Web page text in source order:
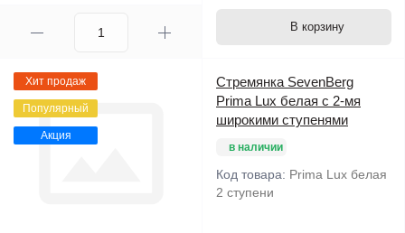
В корзину
Хит продаж
Популярный
Акция
Стремянка SevenBerg
Prima Lux белая с 2-мя
широкими ступенями
в наличии
Код товара: Prima Lux белая
2 ступени